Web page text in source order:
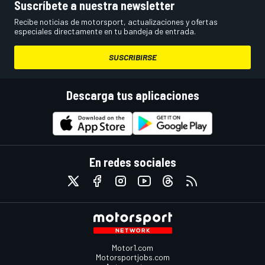
Suscríbete a nuestra newsletter
Recibe noticias de motorsport, actualizaciones y ofertas
especiales directamente en tu bandeja de entrada.
SUSCRIBIRSE
Descarga tus aplicaciones
En redes sociales
Motor1.com
Motorsportjobs.com